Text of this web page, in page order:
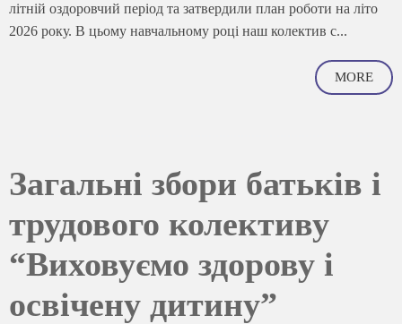
літній оздоровчий період та затвердили план роботи на літо
2026 року. В цьому навчальному році наш колектив с...
MORE
Загальні збори батьків і
трудового колективу
“Виховуємо здорову і
освічену дитину”